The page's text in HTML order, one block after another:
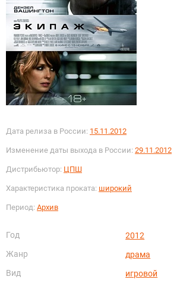
Дата релиза в России: 15.11.2012
Изменение даты выхода в России: 29.11.2012
Дистрибьютор: ЦПШ
Характеристика проката: широкий
Период: Архив
Год
2012
Жанр
драма
Вид
игровой